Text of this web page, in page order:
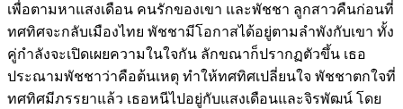
เพื่อตามหาแสงเดือน คนรักของเขา และพัชชา ลูกสาวคืนก่อนที่
ทศทิศจะกลับเมืองไทย พัชชามีโอกาสได้อยู่ตามลำพังกับเขา ทั้ง
คู่กำลังจะเปิดเผยความในใจกัน ลักขณาก็ปรากฏตัวขึ้น เธอ
ประณามพัชชาว่าคือต้นเหตุ ทำให้ทศทิศเปลี่ยนใจ พัชชาตกใจที่
ทศทิศมีภรรยาแล้ว เธอหนีไปอยู่กับแสงเดือนและจิรพัฒน์ โดย